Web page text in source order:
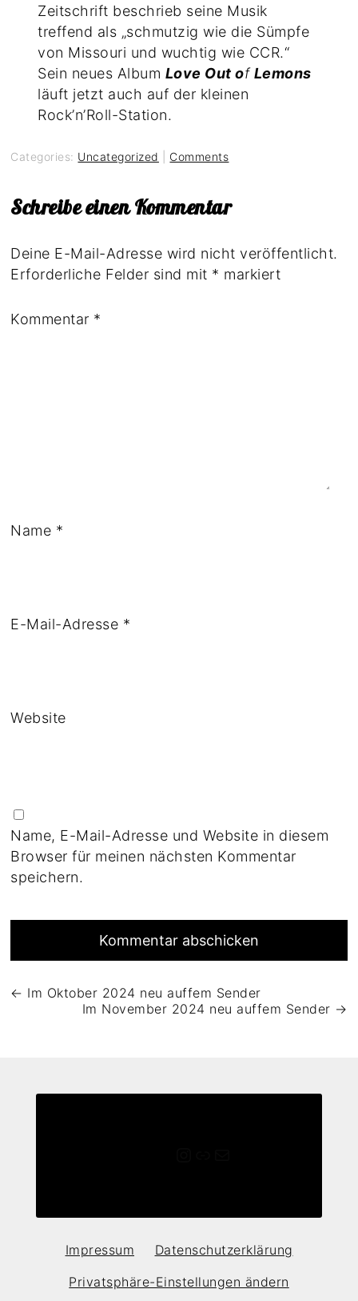
Zeitschrift beschrieb seine Musik
treffend als „schmutzig wie die Sümpfe
von Missouri und wuchtig wie CCR.“
Sein neues Album Love Out ofLemons
läuft jetzt auch auf der kleinen
Rock’n’Roll-Station.
Categories: Uncategorized Comments
Schreibe einen Kommentar
Deine E-Mail-Adresse wird nicht veröffentlicht.
Erforderliche Felder sind mit * markiert
Kommentar *
Name *
E-Mail-Adresse *
Website
Name, E-Mail-Adresse und Website in diesem
Browser für meinen nächsten Kommentar
speichern.
Beitragsnavigation
← Im Oktober 2024 neu auffem Sender
Im November 2024 neu auffem Sender →
Impressum
Datenschutz­erklärung
Privatsphäre-Einstellungen ändern